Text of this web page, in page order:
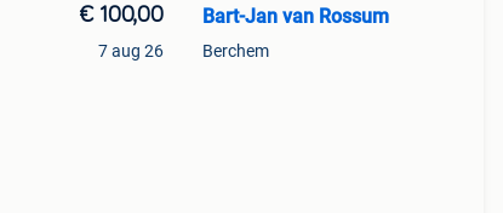
€ 100,00
7 aug 26
Bart-Jan van Rossum
Berchem